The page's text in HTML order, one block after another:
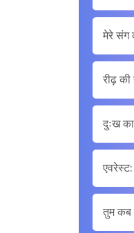
मेरे संग
रीढ़
दुःख
एवरेस्ट:
तुम कब